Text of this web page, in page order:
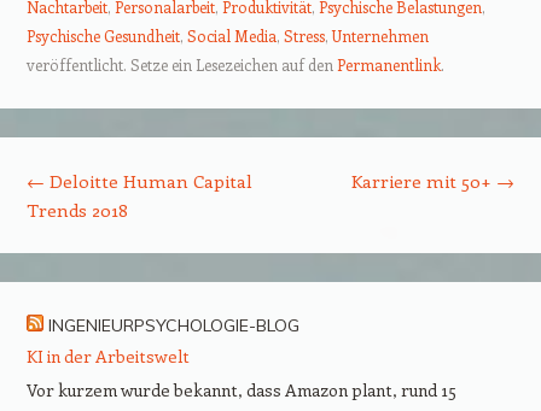
Nachtarbeit, Personalarbeit, Produktivität, Psychische Belastungen,
Psychische Gesundheit, Social Media, Stress,Unternehmen
veröffentlicht. Setze ein Lesezeichen auf den Permanentlink.
← Deloitte Human Capital
Trends 2018
Karriere mit 50+ →
INGENIEURPSYCHOLOGIE-BLOG
KI in der Arbeitswelt
Vor kurzem wurde bekannt, dass Amazon plant, rund 15